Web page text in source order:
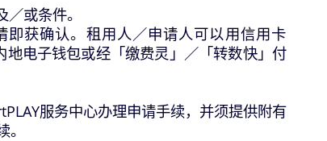
或条件。
即获确认。租用人／申请人可以用信用卡
地电子钱包或经「缴费灵」／「转数快」付
服务中心办理申请手续，并须提供附有